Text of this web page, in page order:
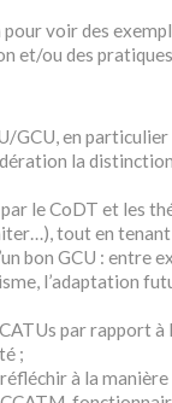
voir des
et/ou des
GCU, en
la
le CoDT et les
tout en
bon GCU :
l’adaptation
par rapport
;
à la